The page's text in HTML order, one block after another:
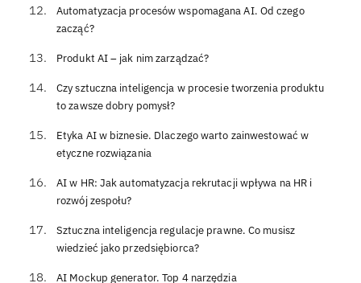
Automatyzacja procesów wspomagana AI. Od czego
zacząć?
Produkt AI – jak nim zarządzać?
Czy sztuczna inteligencja w procesie tworzenia produktu
to zawsze dobry pomysł?
Etyka AI w biznesie. Dlaczego warto zainwestować w
etyczne rozwiązania
AI w HR: Jak automatyzacja rekrutacji wpływa na HR i
rozwój zespołu?
Sztuczna inteligencja regulacje prawne. Co musisz
wiedzieć jako przedsiębiorca?
AI Mockup generator. Top 4 narzędzia